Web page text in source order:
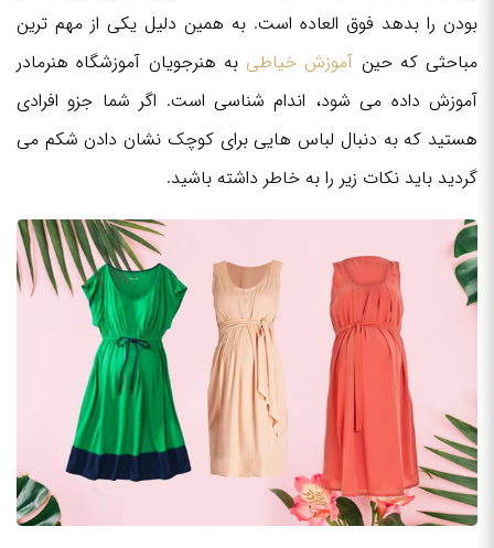
بودن را بدهد فوق العاده است. به همین دلیل یکی از مهم ترین
مباحثی که حین آموزش خیاطی به هنرجویان آموزشگاه هنرمادر
آموزش داده می شود، اندام شناسی است. اگر شما جزو افرادی
هستید که به دنبال لباس هایی برای کوچک نشان دادن شکم می
گردید باید نکات زیر را به خاطر داشته باشید.